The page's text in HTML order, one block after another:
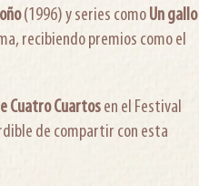
(1996) y series comoUn gallo
recibiendo premios como el
Cuatro Cuartosen el Festival
de compartir con esta